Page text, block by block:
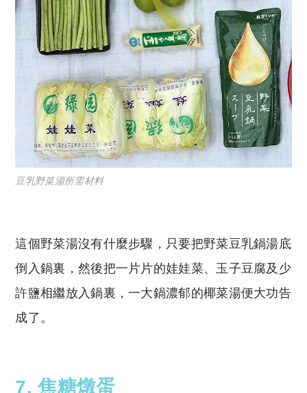
豆乳野菜湯所需材料
這個野菜湯沒有什麼步驟，只要把野菜豆乳鍋湯底
倒入鍋裏，然後把一片片的娃娃菜、玉子豆腐及少
許鹽相繼放入鍋裏，一大鍋濃郁的椰菜湯便大功告
成了。
7. 焦糖燉蛋